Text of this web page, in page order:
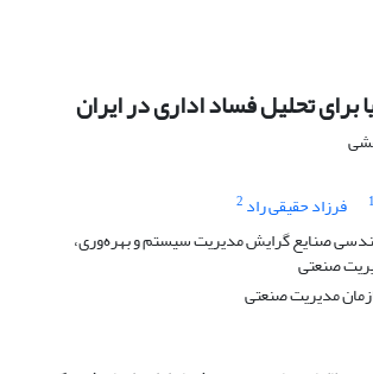
تحلیل فساد اداری در ایران
1 فرزاد حقیقی راد 2
صنایع گرایش مدیریت سیستم و بهره‌وری،
صنعتی
مدیریت صنعتی